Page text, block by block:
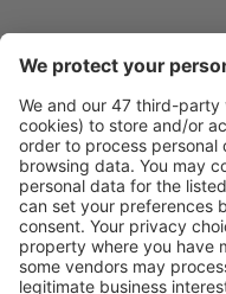
Caută rapid şi
Ofertă adaptată
Planifică ȋn
Rezervare fără